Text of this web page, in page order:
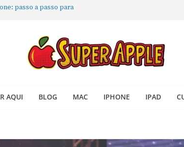
passo a passo para
Rápido no Mac
as janelas ou aplicativos
passo a passo simples
AQUI BLOG MAC IPHONE IPAD